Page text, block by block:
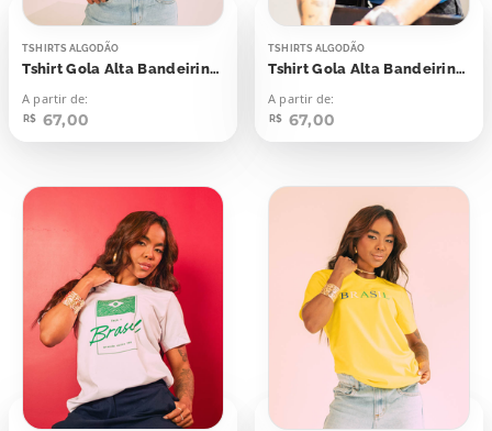
TSHIRTS ALGODÃO
Tshirt Gola Alta Bandeirinha
A partir de:
R$ 67,00
TSHIRTS ALGODÃO
Tshirt Gola Alta Bandeirinha
A partir de:
R$ 67,00